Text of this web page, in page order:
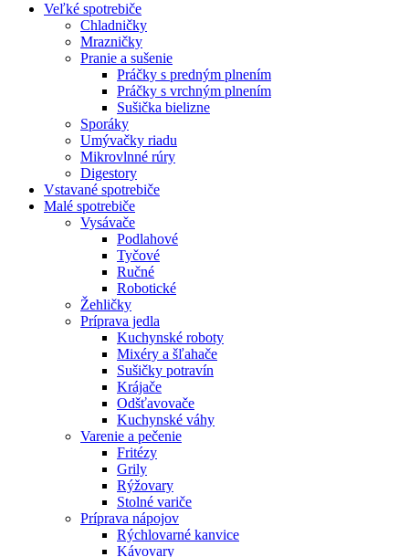
Veľké spotrebiče
Chladničky
Mrazničky
Pranie a sušenie
Práčky s predným plnením
Práčky s vrchným plnením
Sušička bielizne
Sporáky
Umývačky riadu
Mikrovlnné rúry
Digestory
Vstavané spotrebiče
Malé spotrebiče
Vysávače
Podlahové
Tyčové
Ručné
Robotické
Žehličky
Príprava jedla
Kuchynské roboty
Mixéry a šľahače
Sušičky potravín
Krájače
Odšťavovače
Kuchynské váhy
Varenie a pečenie
Fritézy
Grily
Rýžovary
Stolné variče
Príprava nápojov
Rýchlovarné kanvice
Kávovary